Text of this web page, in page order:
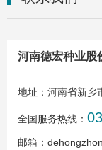
河南德宏种业股
地址：河南省新乡
全国服务热线：
邮箱：